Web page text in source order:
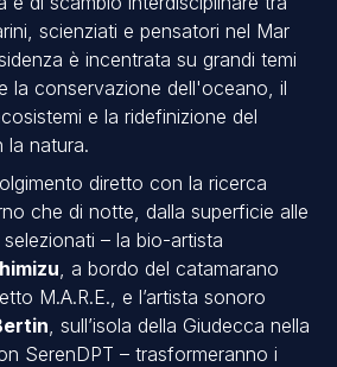
scienziati e pensatori nel Mar
è incentrata su grandi temi
la conservazione dell'oceano, il
e la ridefinizione del
natura.
diretto con la ricerca
che di notte, dalla superficie alle
– la bio-artista
, a bordo del catamarano
M.A.R.E., e l’artista sonoro
, sull’isola della Giudecca nella
SerenDPT – trasformeranno i